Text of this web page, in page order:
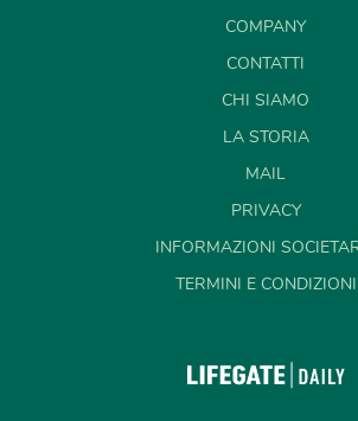
COMPANY
CONTATTI
CHI SIAMO
LA STORIA
MAIL
PRIVACY
INFORMAZIONI
TERMINI E CONDIZIONI